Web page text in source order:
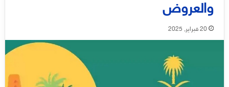
والعروض
20 فبراير, 2025